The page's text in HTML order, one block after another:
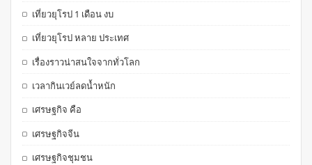
เที่ยวยุโรป 1 เดือน งบ
เที่ยวยุโรป หลาย ประเทศ
เรื่องราวน่าสนใจจากทั่วโลก
เวลากินเวย์ลดน้ำหนัก
เศรษฐกิจ คือ
เศรษฐกิจจีน
เศรษฐกิจชุมชน